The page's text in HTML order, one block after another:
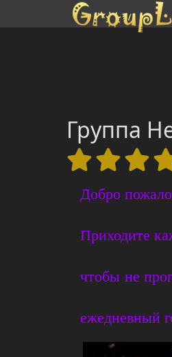
Группа
Добро
Приходите
чтобы не
ежедневный
Имя пользователя или